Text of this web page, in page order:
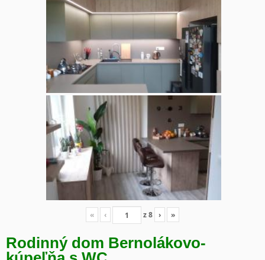
« ‹ z8 › »
Rodinný dom Bernolákovo-